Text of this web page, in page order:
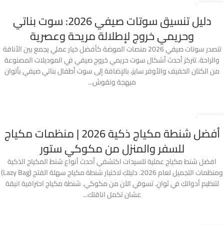
22مايو دليل تنسيق سوتات صيفي 2026: سوت بناتي
وحريمي خروج لإطلالة مريحة وعصرية
تتصدر سوتات صيفي 2026 منصات الموضة كأفضل خيار عملي يجمع بين الأناقة
والراحة. تتركز أحدث أشكال سوت حريمي خروج صيفي في الموديلات المصنوعة
من الكتان الخفيف والأوفر سايز، بالإضافة إلى سوت أطفال بناتي صيفي بألوان
مبهجة ونقوش...
28
أبريل أفضل شنطة مكياج ذكية 2026 | منظمات مكياج
للسفر والمنزل من مكوكي ستور
افضل شنط مكياج عملية للسيدات اكتشفي أحدث أنواع شنط المكياج الذكية
ومنظمات التجميل لعام 2026. دليلكِ لاختيار شنطة مكياج سهلة الفتح (Lazy Bag)
لتنظيم أدواتكِ في ثوانٍ. تسوقي الآن من مكوكي. شنطة مكياج احترافية انيقة
عشان تكمل اناقتك...